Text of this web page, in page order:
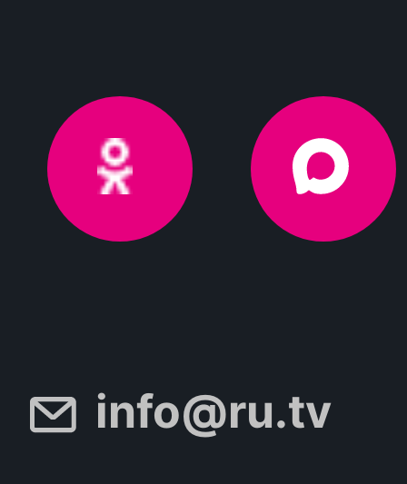
info@ru.tv